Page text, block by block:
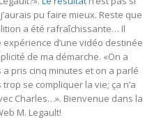
pu faire mieux. Reste que
a été rafraîchissante… Il
d’une vidéo destinée
de ma démarche. «On a
pris cinq minutes et on a parlé
se compliquer la vie; ça n’a
Charles…». Bienvenue dans la
M. Legault!